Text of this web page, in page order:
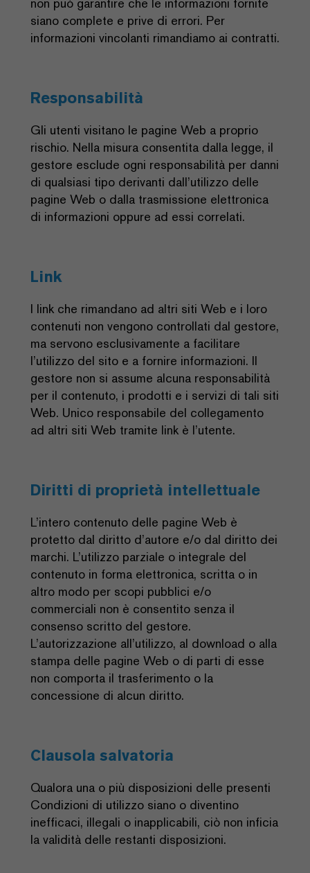
siano complete e prive di errori. Per
informazioni vincolanti rimandiamo ai contratti.
Responsabilità
Gli utenti visitano le pagine Web a proprio
rischio. Nella misura consentita dalla legge, il
gestore esclude ogni responsabilità per danni
di qualsiasi tipo derivanti dall’utilizzo delle
pagine Web o dalla trasmissione elettronica
di informazioni oppure ad essi correlati.
Link
I link che rimandano ad altri siti Web e i loro
contenuti non vengono controllati dal gestore,
ma servono esclusivamente a facilitare
l’utilizzo del sito e a fornire informazioni. Il
gestore non si assume alcuna responsabilità
per il contenuto, i prodotti e i servizi di tali siti
Web. Unico responsabile del collegamento
ad altri siti Web tramite link è l’utente.
Diritti di proprietà intellettuale
L’intero contenuto delle pagine Web è
protetto dal diritto d’autore e/o dal diritto dei
marchi. L’utilizzo parziale o integrale del
contenuto in forma elettronica, scritta o in
altro modo per scopi pubblici e/o
commerciali non è consentito senza il
consenso scritto del gestore.
L’autorizzazione all’utilizzo, al download o alla
stampa delle pagine Web o di parti di esse
non comporta il trasferimento o la
concessione di alcun diritto.
Clausola salvatoria
Qualora una o più disposizioni delle presenti
Condizioni di utilizzo siano o diventino
inefficaci, illegali o inapplicabili, ciò non inficia
la validità delle restanti disposizioni.